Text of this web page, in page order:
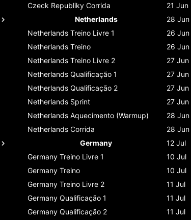
Czeck Republiky Corrida 21 Jun
Netherlands
28 Jun
Netherlands Treino Livre 1 26 Jun
Netherlands Treino 26 Jun
Netherlands Treino Livre 2 27 Jun
Netherlands Qualificação 1 27 Jun
Netherlands Qualificação 2 27 Jun
Netherlands Sprint 27 Jun
Netherlands Aquecimento (Warmup) 28 Jun
Netherlands Corrida 28 Jun
Germany
12 Jul
Germany Treino Livre 1 10 Jul
Germany Treino 10 Jul
Germany Treino Livre 2 11 Jul
Germany Qualificação 1 11 Jul
Germany Qualificação 2 11 Jul